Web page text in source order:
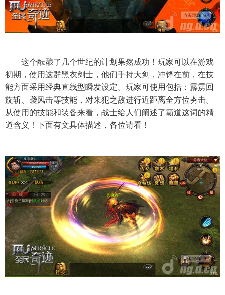
这个酝酿了几个世纪的计划果然成功！玩家可以在游戏
初期，使用这群黑衣剑士，他们手持大剑，冲锋在前，在技
能方面采用经典直线型瞬发设定。玩家可使用包括：霹雳回
旋斩、袭风击等技能，对来犯之敌进行近距离全方位夯击。
从使用的技能和装备来看，战士给人们阐述了霸道这词的精
道含义！下面有文具体描述，各位请看！